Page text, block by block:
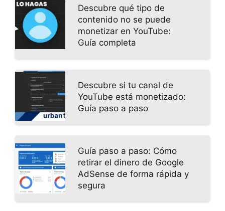
Descubre qué tipo de
contenido no se puede
monetizar en YouTube:
Guía completa
Descubre si tu canal de
YouTube está monetizado:
Guía paso a paso
Guía paso a paso: Cómo
retirar el dinero de Google
AdSense de forma rápida y
segura